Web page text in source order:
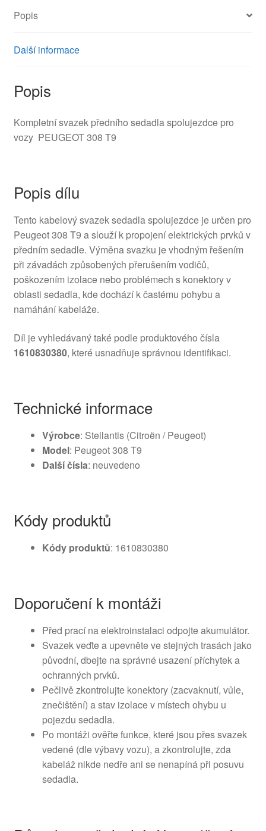
Popis
Další informace
Popis
Kompletní svazek předního sedadla spolujezdce pro
vozy PEUGEOT 308 T9
Popis dílu
Tento kabelový svazek sedadla spolujezdce je určen pro
Peugeot 308 T9 a slouží k propojení elektrických prvků v
předním sedadle. Výměna svazku je vhodným řešením
při závadách způsobených přerušením vodičů,
poškozením izolace nebo problémech s konektory v
oblasti sedadla, kde dochází k častému pohybu a
namáhání kabeláže.
Díl je vyhledávaný také podle produktového čísla
1610830380, které usnadňuje správnou identifikaci.
Technické informace
Výrobce: Stellantis (Citroën / Peugeot)
Model: Peugeot 308 T9
Další čísla: neuvedeno
Kódy produktů
Kódy produktů: 1610830380
Doporučení k montáži
Před prací na elektroinstalaci odpojte akumulátor.
Svazek veďte a upevněte ve stejných trasách jako
původní, dbejte na správné usazení příchytek a
ochranných prvků.
Pečlivě zkontrolujte konektory (zacvaknutí, vůle,
znečištění) a stav izolace v místech ohybu u
pojezdu sedadla.
Po montáži ověřte funkce, které jsou přes svazek
vedené (dle výbavy vozu), a zkontrolujte, zda
kabeláž nikde nedře ani se nenapíná při posuvu
sedadla.